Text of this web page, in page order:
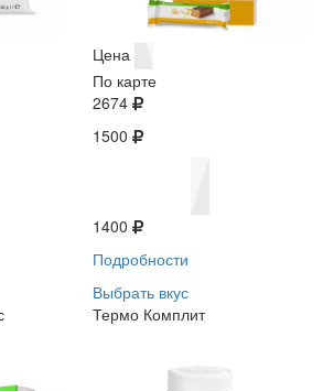
Цена
По карте
2674
1500
1400
Подробности
Выбрать вкус
Термо Комплит